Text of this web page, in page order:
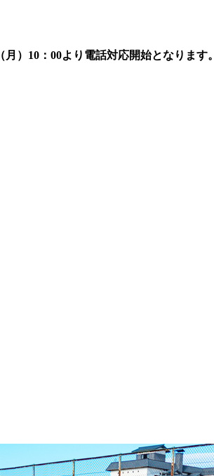
）10：00より電話対応開始となります。